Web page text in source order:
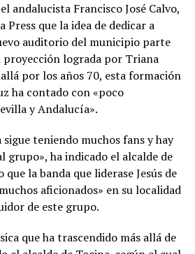
andalucista Francisco José Calvo,
Press que la idea de dedicar a
auditorio del municipio parte
proyección lograda por Triana
por los años 70, esta formación
ha contado con «poco
y Andalucía».
teniendo muchos fans y hay
ha indicado el alcalde de
la banda que liderase Jesús de
aficionados» en su localidad
de este grupo.
que ha trascendido más allá de